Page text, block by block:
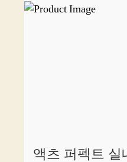
액츠 퍼펙트 실